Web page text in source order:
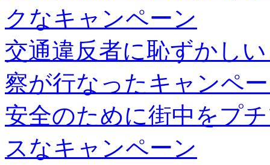
クなキャンペーン
交通違反者に恥ずかし
察が行なったキャンペ
安全のために街中をプ
スなキャンペーン